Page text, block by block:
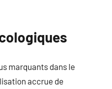
marquants dans le
accrue de